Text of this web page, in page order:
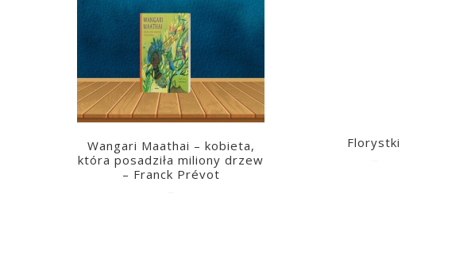
Wangari Maathai – kobieta,
która posadziła miliony drzew
– Franck Prévot
Florystki